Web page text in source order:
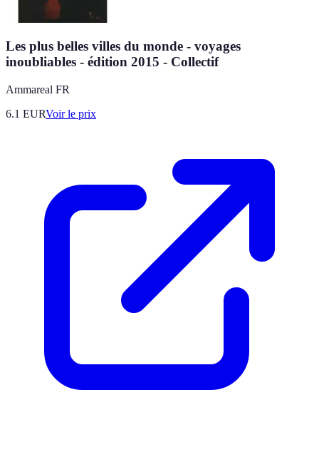
Les plus belles villes du monde - voyages
inoubliables - édition 2015 - Collectif
Ammareal FR
6.1 EURVoir le prix